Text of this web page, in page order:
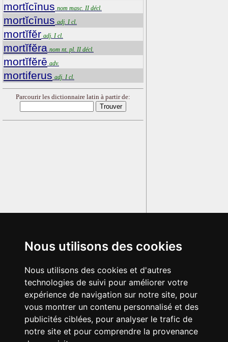
Nous utilisons des cookies
Nous utilisons des cookies et d'autres
technologies de suivi pour améliorer votre
expérience de navigation sur notre site, pour
vous montrer un contenu personnalisé et des
publicités ciblées, pour analyser le trafic de
notre site et pour comprendre la provenance
mortĭcīnus nom masc. II décl.
mortĭcīnus adj. I cl.
mortĭfĕr adj. I cl.
mortĭfĕra nom nt. pl. II décl.
mortĭfĕrē adv.
mortiferus adj. I cl.
Parcourir les dictionnaire latin à partir de: